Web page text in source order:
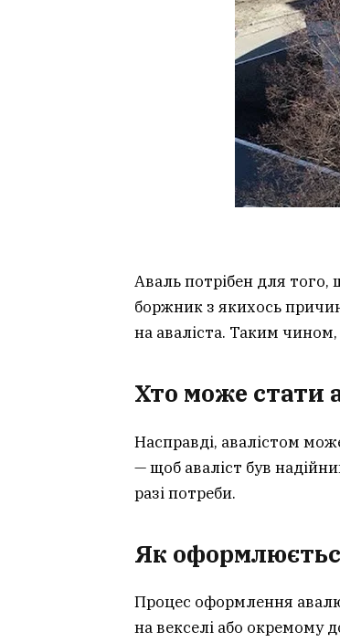
Аваль потрібен для
боржник з якихось
на аваліста. Таким
Хто може стати
Насправді, авалістом
— щоб аваліст був
разі потреби.
Як
Процес оформлення
на векселі або окремому